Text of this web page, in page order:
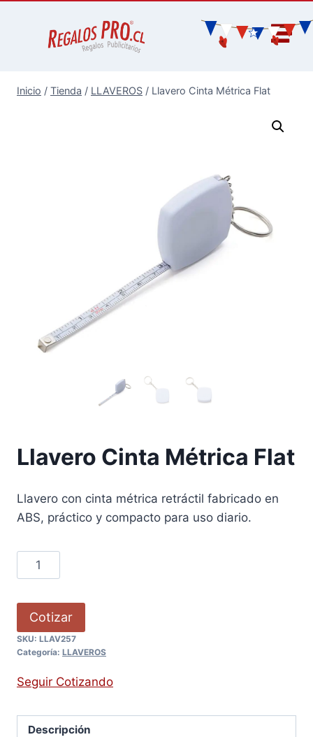
Inicio / Tienda / LLAVEROS / Llavero Cinta Métrica Flat
Llavero Cinta Métrica Flat
Llavero con cinta métrica retráctil fabricado en
ABS, práctico y compacto para uso diario.
Cotizar
SKU: LLAV257
Categoría: LLAVEROS
Seguir Cotizando
Descripción